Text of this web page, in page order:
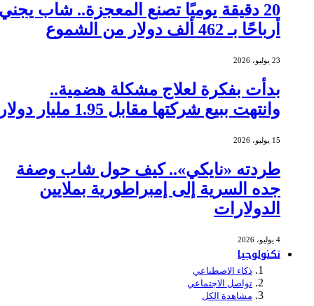
20 دقيقة يوميًا تصنع المعجزة.. شاب يجني
أرباحًا بـ 462 ألف دولار من الشموع
23 يوليو، 2026
بدأت بفكرة لعلاج مشكلة هضمية..
وانتهت ببيع شركتها مقابل 1.95 مليار دولار
15 يوليو، 2026
طردته «نايكي».. كيف حول شاب وصفة
جده السرية إلى إمبراطورية بملايين
الدولارات
4 يوليو، 2026
تكنولوجيا
ذكاء الاصطناعي
تواصل الاجتماعي
مشاهدة الكل